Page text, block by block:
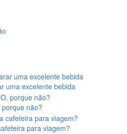
uma excelente bebida
não?
para viagem?